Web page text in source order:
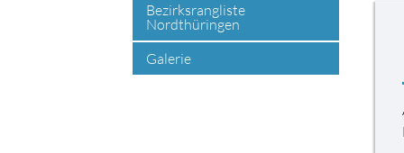
Bezirksrangliste
Nordthüringen
Galerie